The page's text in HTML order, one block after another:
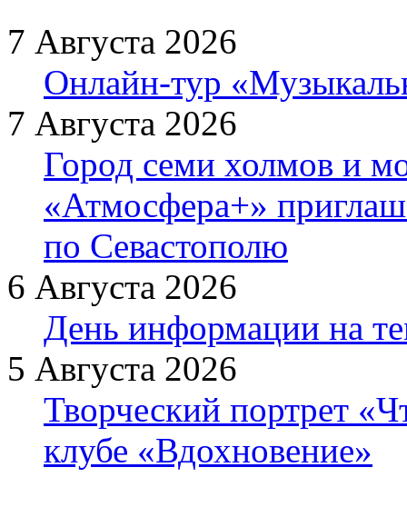
7 Августа 2026
Онлайн-тур
7 Августа 2026
Город семи холмов и
«Атмосфера+»
по Севастополю
6 Августа 2026
День информации на
5 Августа 2026
Творческий портрет
клубе «Вдохновение»